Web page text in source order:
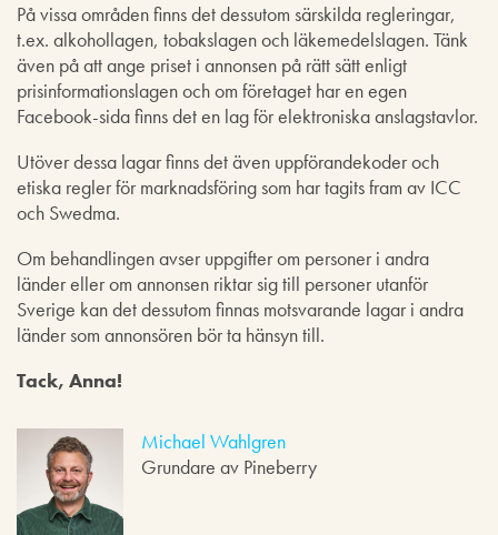
På vissa områden finns det dessutom särskilda regleringar,
t.ex. alkohollagen, tobakslagen och läkemedelslagen. Tänk
även på att ange priset i annonsen på rätt sätt enligt
prisinformationslagen och om företaget har en egen
Facebook-sida finns det en lag för elektroniska anslagstavlor.
Utöver dessa lagar finns det även uppförandekoder och
etiska regler för marknadsföring som har tagits fram av ICC
och Swedma.
Om behandlingen avser uppgifter om personer i andra
länder eller om annonsen riktar sig till personer utanför
Sverige kan det dessutom finnas motsvarande lagar i andra
länder som annonsören bör ta hänsyn till.
Tack, Anna!
Michael Wahlgren
Grundare av Pineberry